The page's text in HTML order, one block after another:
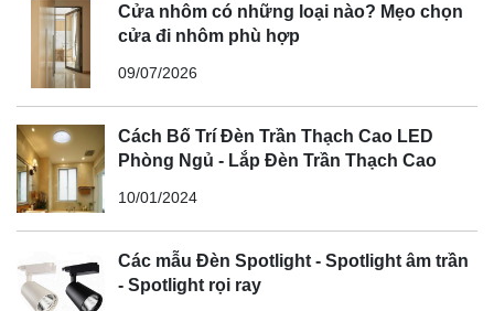
Cửa nhôm có những loại nào? Mẹo chọn
cửa đi nhôm phù hợp
09/07/2026
Cách Bố Trí Đèn Trần Thạch Cao LED
Phòng Ngủ - Lắp Đèn Trần Thạch Cao
10/01/2024
Các mẫu Đèn Spotlight - Spotlight âm trần
- Spotlight rọi ray